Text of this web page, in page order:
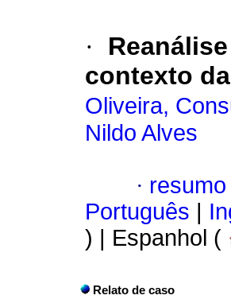
·
contexto da
Oliveira,
Nildo Alves
·
Português
) | Espanhol (
Relato de caso